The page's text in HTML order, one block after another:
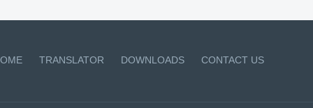
TRANSLATOR DOWNLOADS CONTACT US